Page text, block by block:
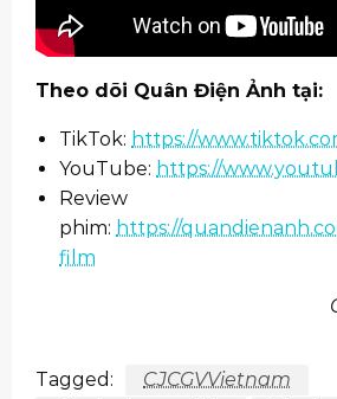
Theo dõi Quân Điện Ảnh tại:
TikTok: https://
YouTube: https://
Review
phim: https://
film
Tagged:
CJCGVVietnam